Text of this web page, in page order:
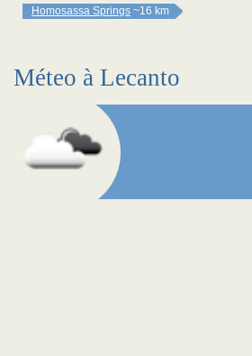
Homosassa Springs ~16 km
Méteo à Lecanto